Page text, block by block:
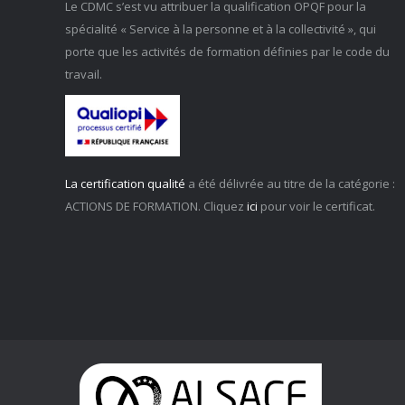
Le CDMC s’est vu attribuer la qualification OPQF pour la
spécialité « Service à la personne et à la collectivité », qui
porte que les activités de formation définies par le code du
travail.
La certification qualité a été délivrée au titre de la catégorie :
ACTIONS DE FORMATION. Cliquez ici pour voir le certificat.